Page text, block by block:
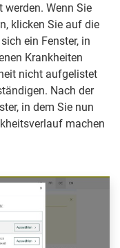
Wenn Sie
klicken Sie auf die
ein Fenster, in
Krankheiten
nicht aufgelistet
Nach der
in dem Sie nun
machen